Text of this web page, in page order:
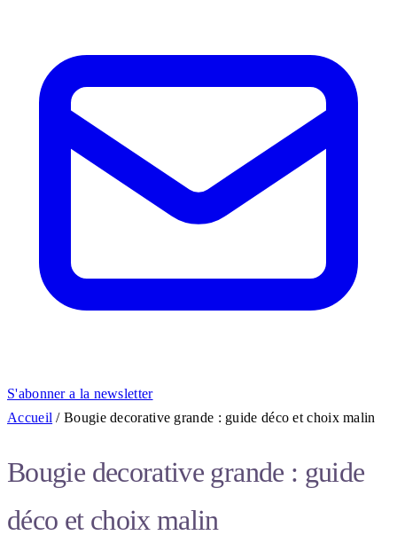
S'abonner a la newsletter
Accueil / Bougie decorative grande : guide déco et choix malin
Bougie decorative grande : guide
déco et choix malin